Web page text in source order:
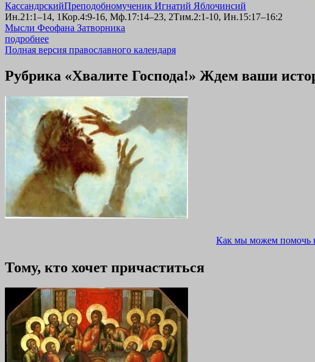
КассандрскийПреподобномученик Игнатий Яблочинсий
Ин.21:1–14, 1Кор.4:9-16, Мф.17:14–23, 2Тим.2:1-10, Ин.15:17–16:2
Мысли Феофана Затворника
подробнее
Полная версия православного календаря
Рубрика «Хвалите Господа!» Ждем ваши
Как мы можем помочь
Тому, кто хочет причаститься